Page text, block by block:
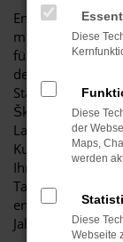
Endlich
machen Sie alles
für diese Stadt.
der sparsamen
Stadtverkehr von
Škoda Octavia
Landstraße
Kunde aus
Ihnen den Škoda
Tageszulassung.
entscheidet sich
Jahreswagen.
Diese
Diese
der
Maps,
werden
Diese
Webseite